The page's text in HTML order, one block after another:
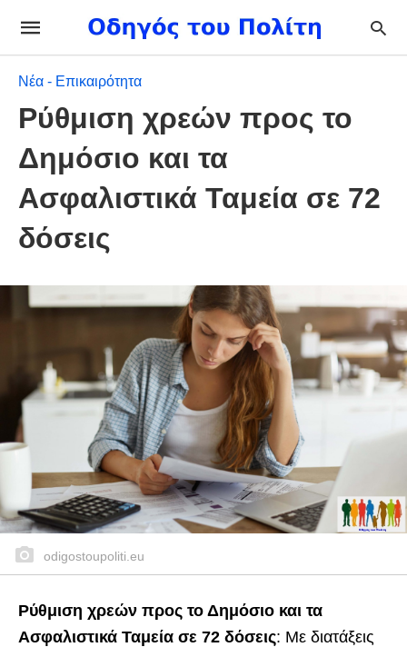
Νέα - Επικαιρότητα
Ρύθμιση χρεών προς το
Δημόσιο και τα
Ασφαλιστικά Ταμεία σε 72
δόσεις
odigostoupoliti.eu
Ρύθμιση χρεών προς το Δημόσιο και τα
Ασφαλιστικά Ταμεία σε 72 δόσεις: Με διατάξεις